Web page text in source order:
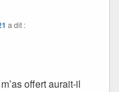
a dit :
offert aurait-il